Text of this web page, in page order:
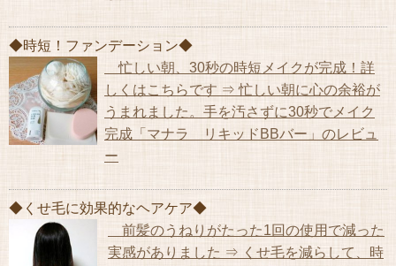
◆時短！ファンデーション◆
忙しい朝、30秒の時短メイクが完成！詳
しくはこちらです ⇒ 忙しい朝に心の余裕が
うまれました。手を汚さずに30秒でメイク
完成「マナラ リキッドBBバー」のレビュ
ー
◆くせ毛に効果的なヘアケア◆
前髪のうねりがたった1回の使用で減った
実感がありました ⇒ くせ毛を減らして、時